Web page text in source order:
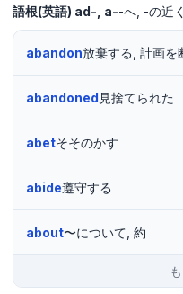
語根(英語) ad-, a--へ -の近
abandon放棄する, 計画を
abandoned 見捨てられた
abetそそのかす
abide遵守する
about〜について, 約